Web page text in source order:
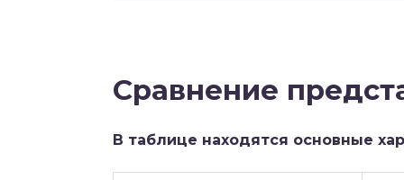
Сравнение
В таблице находятся основные